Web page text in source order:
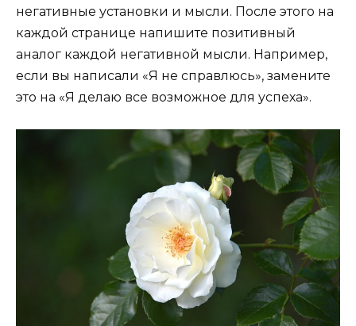
негативные установки и мысли. После этого на
каждой странице напишите позитивный
аналог каждой негативной мысли. Например,
если вы написали «Я не справлюсь», замените
это на «Я делаю все возможное для успеха».